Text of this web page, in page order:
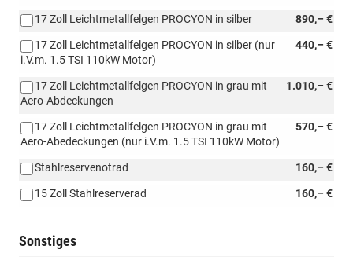
890,– €
17 Zoll Leichtmetallfelgen PROCYON in silber
440,– €
17 Zoll Leichtmetallfelgen PROCYON in silber (nur
i.V.m. 1.5 TSI 110kW Motor)
1.010,– €
17 Zoll Leichtmetallfelgen PROCYON in grau mit
Aero-Abdeckungen
570,– €
17 Zoll Leichtmetallfelgen PROCYON in grau mit
Aero-Abedeckungen (nur i.V.m. 1.5 TSI 110kW Motor)
160,– €
Stahlreservenotrad
160,– €
15 Zoll Stahlreserverad
Sonstiges